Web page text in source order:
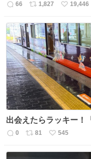
返
数
66
リ
ス
ト
数
1,827
い
ね
数
19,446
出会えたらラッキー！
返
0
リ
81
い
545